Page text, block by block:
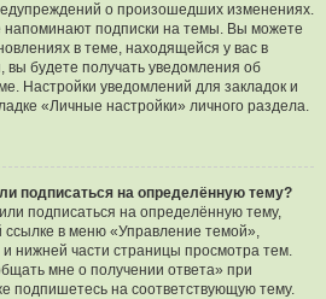
о произошедших изменениях.
напоминают подписки на темы. Вы можете
в теме, находящейся у вас в
вы будете получать уведомления об
Настройки уведомлений для закладок и
«Личные настройки» личного раздела.
подписаться на определённую тему?
подписаться на определённую тему,
ссылке в меню «Управление темой»,
и нижней части страницы просмотра тем.
мне о получении ответа» при
подпишетесь на соответствующую тему.